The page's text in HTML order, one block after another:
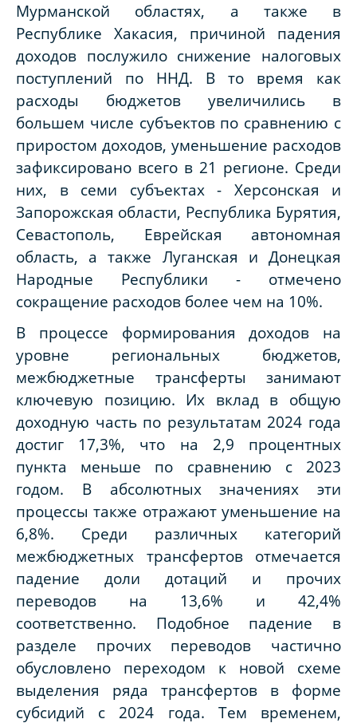
Мурманской областях, а также в
Республике Хакасия, причиной падения
доходов послужило снижение налоговых
поступлений по ННД. В то время как
расходы бюджетов увеличились в
большем числе субъектов по сравнению с
приростом доходов, уменьшение расходов
зафиксировано всего в 21 регионе. Среди
них, в семи субъектах - Херсонская и
Запорожская области, Республика Бурятия,
Севастополь, Еврейская автономная
область, а также Луганская и Донецкая
Народные Республики - отмечено
сокращение расходов более чем на 10%.
В процессе формирования доходов на
уровне региональных бюджетов,
межбюджетные трансферты занимают
ключевую позицию. Их вклад в общую
доходную часть по результатам 2024 года
достиг 17,3%, что на 2,9 процентных
пункта меньше по сравнению с 2023
годом. В абсолютных значениях эти
процессы также отражают уменьшение на
6,8%. Среди различных категорий
межбюджетных трансфертов отмечается
падение доли дотаций и прочих
переводов на 13,6% и 42,4%
соответственно. Подобное падение в
разделе прочих переводов частично
обусловлено переходом к новой схеме
выделения ряда трансфертов в форме
субсидий с 2024 года. Тем временем,